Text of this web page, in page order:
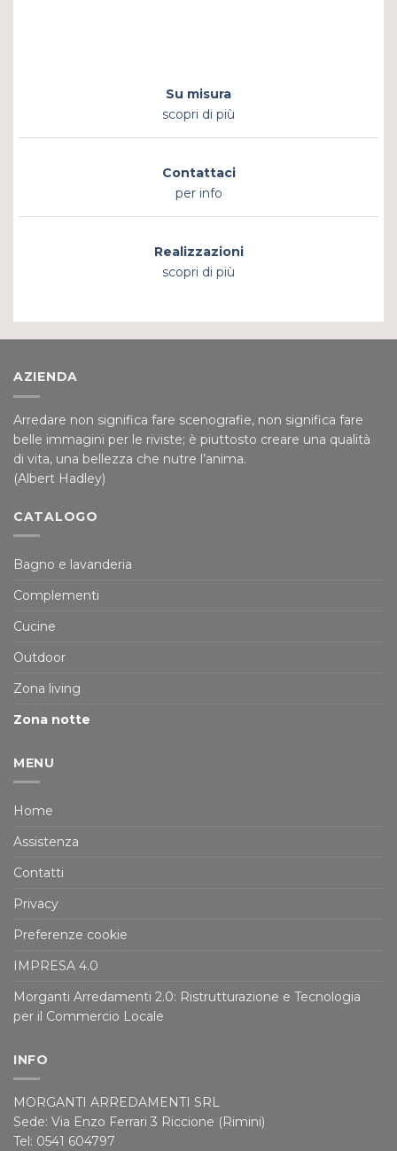
Su misura
scopri di più
Contattaci
per info
Realizzazioni
scopri di più
AZIENDA
Arredare non significa fare scenografie, non significa fare
belle immagini per le riviste; è piuttosto creare una qualità
di vita, una bellezza che nutre l’anima.
(Albert Hadley)
CATALOGO
Bagno e lavanderia
Complementi
Cucine
Outdoor
Zona living
Zona notte
MENU
Home
Assistenza
Contatti
Privacy
Preferenze cookie
IMPRESA 4.0
Morganti Arredamenti 2.0: Ristrutturazione e Tecnologia
per il Commercio Locale
INFO
MORGANTI ARREDAMENTI SRL
Sede: Via Enzo Ferrari 3 Riccione (Rimini)
Tel: 0541 604797